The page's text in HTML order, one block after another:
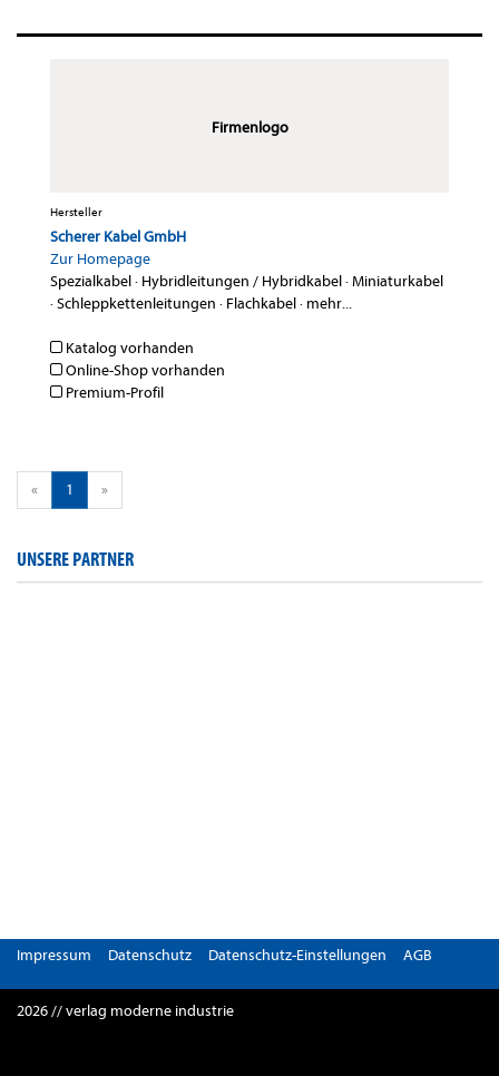
Firmenlogo
Hersteller
Scherer Kabel GmbH
Zur Homepage
Spezialkabel· Hybridleitungen / Hybridkabel·Miniaturkabel
·Schleppkettenleitungen · Flachkabel· mehr...
Katalog vorhanden
Online-Shop vorhanden
Premium-Profil
« 1 »
UNSERE PARTNER
Impressum Datenschutz Datenschutz-Einstellungen AGB
2026 // verlag moderne industrie